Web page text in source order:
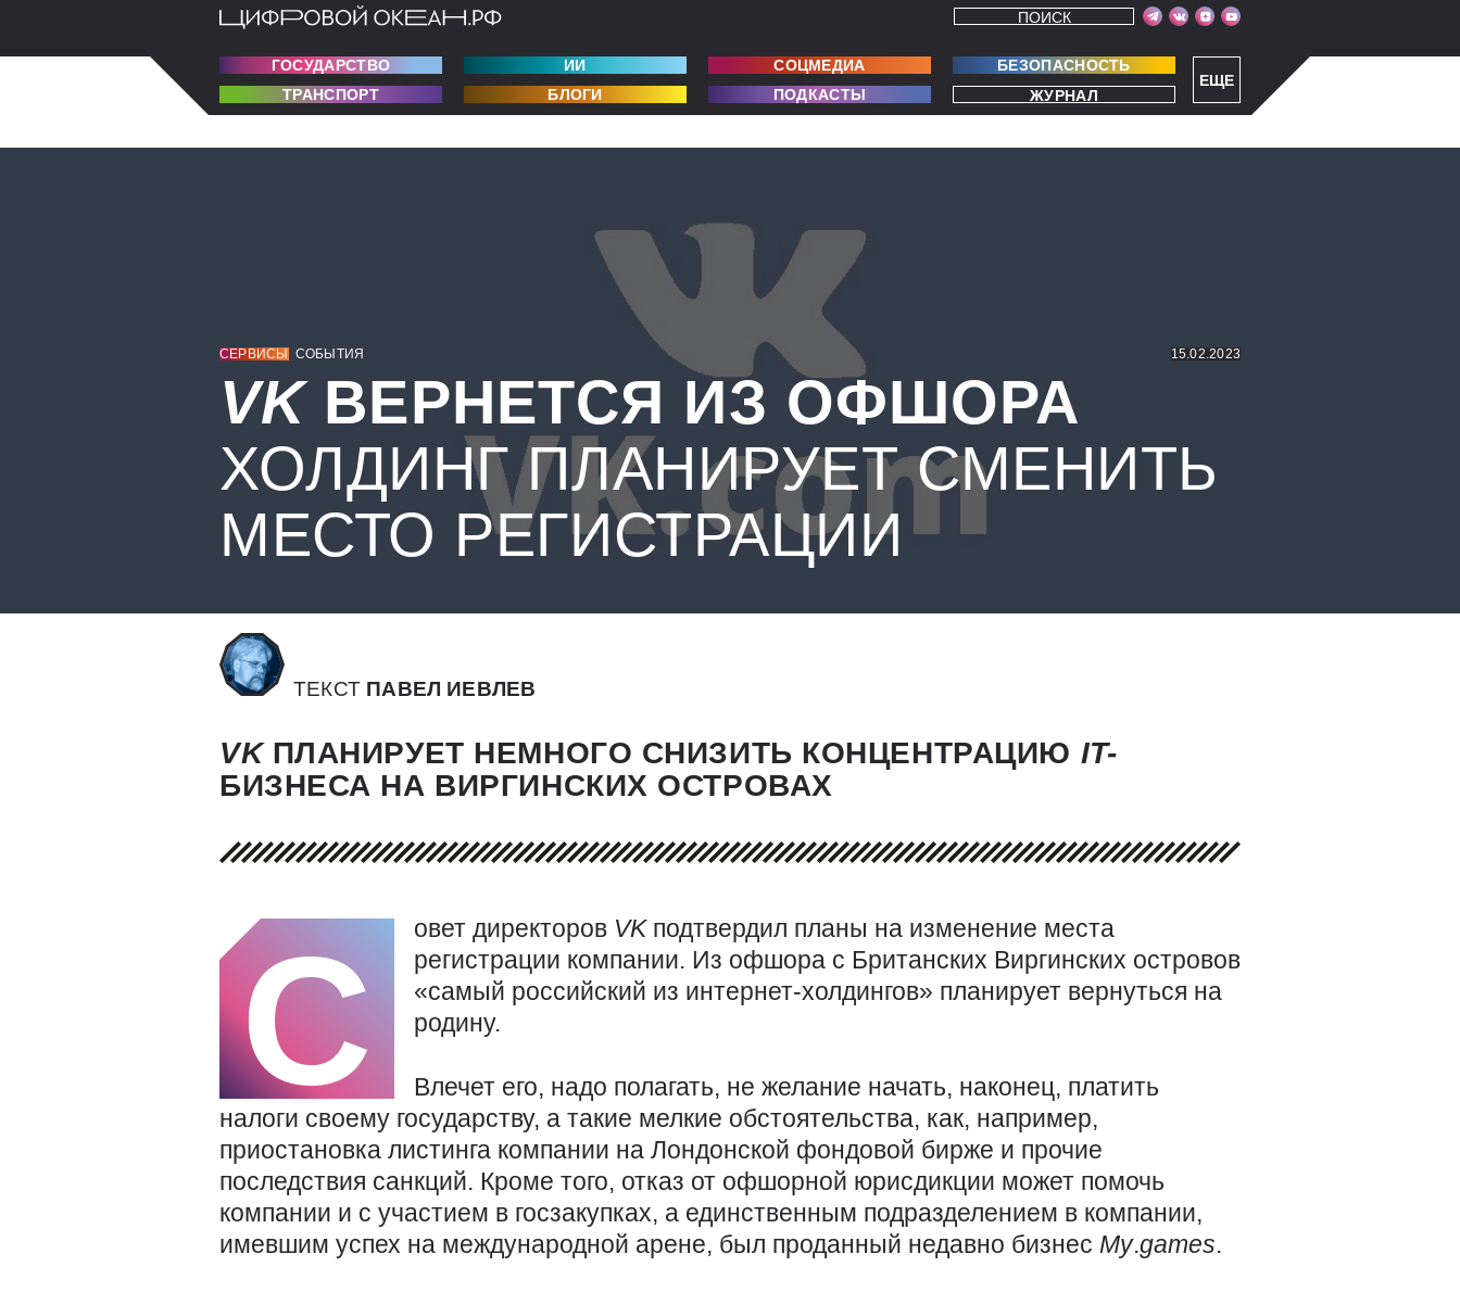
ЕЩЕ
ПОИСК
ГОСУДАРСТВО ИИ СОЦМЕДИА
БЕЗОПАСНОСТЬ
ТРАНСПОРТ
БЛОГИ ПОДКАСТЫ ЖУРНАЛ
СЕРВИСЫ СОБЫТИЯ 15.02.2023
VK ВЕРНЕТСЯ ИЗ ОФШОРА
ХОЛДИНГ ПЛАНИРУЕТ СМЕНИТЬ
МЕСТО РЕГИСТРАЦИИ
ТЕКСТ ПАВЕЛ ИЕВЛЕВ
VK ПЛАНИРУЕТ НЕМНОГО СНИЗИТЬ КОНЦЕНТРАЦИЮ IT-
БИЗНЕСА НА ВИРГИНСКИХ ОСТРОВАХ
С овет директоров VK подтвердил планы на изменение места
регистрации компании. Из офшора с Британских Виргинских островов
«самый российский из интернет-холдингов» планирует вернуться на
родину.
Влечет его, надо полагать, не желание начать, наконец, платить
налоги своему государству, а такие мелкие обстоятельства, как, например,
приостановка листинга компании на Лондонской фондовой бирже и прочие
последствия санкций. Кроме того, отказ от офшорной юрисдикции может помочь
компании и с участием в госзакупках, а единственным подразделением в компании,
имевшим успех на международной арене, был проданный недавно бизнес My.games.